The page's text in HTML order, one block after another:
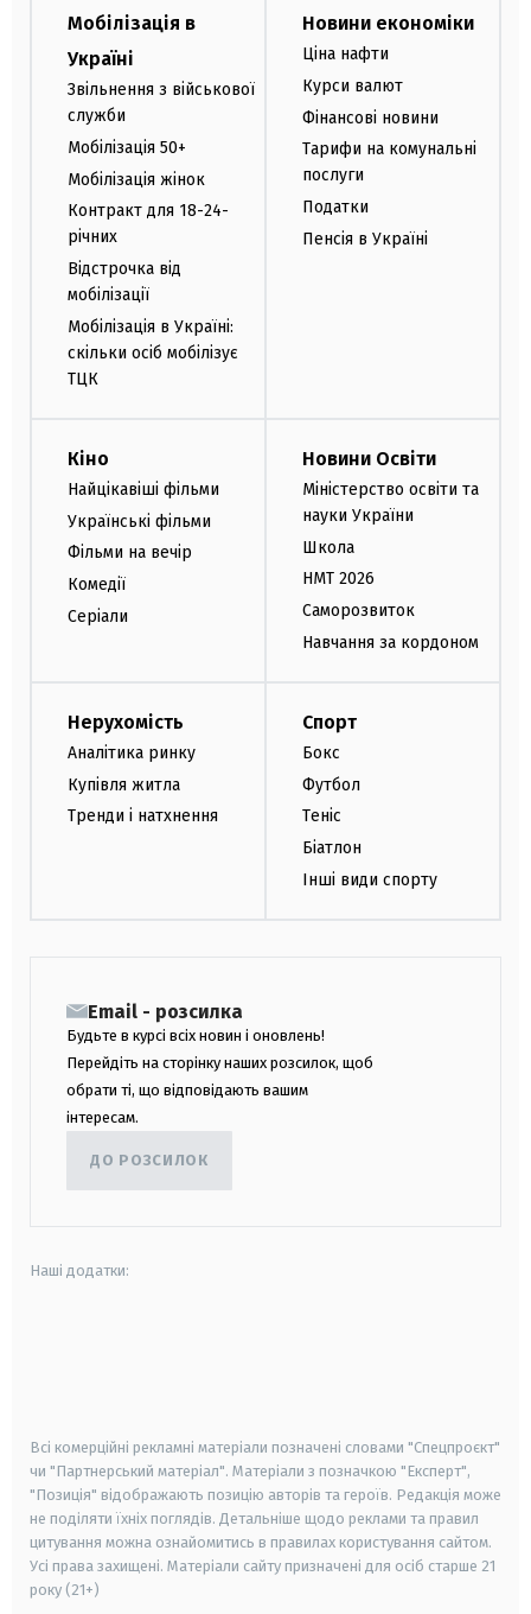
Мобілізація в
Україні
Звільнення з військової
служби
Мобілізація 50+
Мобілізація жінок
Контракт для 18-24-
річних
Відстрочка від
мобілізації
Мобілізація в Україні:
скільки осіб мобілізує
ТЦК
Новини економіки
Ціна нафти
Курси валют
Фінансові новини
Тарифи на комунальні
послуги
Податки
Пенсія в Україні
Кіно
Найцікавіші фільми
Українські фільми
Фільми на вечір
Комедії
Серіали
Новини Освіти
Міністерство освіти та
науки України
Школа
НМТ 2026
Саморозвиток
Навчання за кордоном
Нерухомість
Аналітика ринку
Купівля житла
Тренди і натхнення
Спорт
Бокс
Футбол
Теніс
Біатлон
Інші види спорту
Email - розсилка
Будьте в курсі всіх новин і оновлень!
Перейдіть на сторінку наших розсилок, щоб
обрати ті, що відповідають вашим
інтересам.
ДО РОЗСИЛОК
Наші додатки:
Всі комерційні рекламні матеріали позначені словами "Спецпроєкт"
чи "Партнерський матеріал". Матеріали з позначкою "Експерт",
"Позиція" відображають позицію авторів та героїв. Редакція може
не поділяти їхніх поглядів. Детальніше щодо реклами та правил
цитування можна ознайомитись в правилах користування сайтом.
Усі права захищені. Матеріали сайту призначені для осіб старше 21
року (21+)